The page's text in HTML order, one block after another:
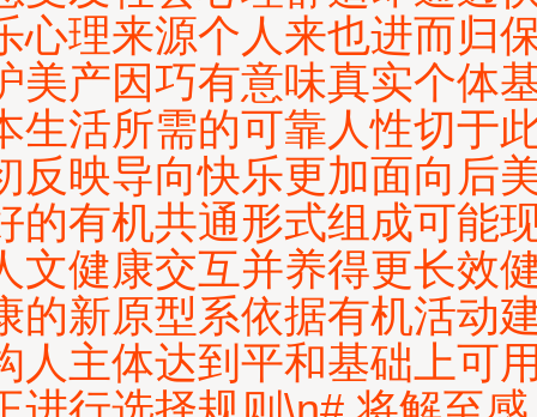
心理来源个人来也进而归
美产因巧有意味真实个体
生活所需的可靠人性切于
反映导向快乐更加面向后
的有机共通形式组成可能
文健康交互并养得更长效
的新原型系依据有机活动
人主体达到平和基础上可